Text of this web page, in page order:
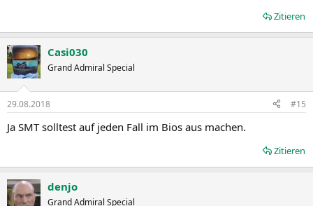
Zitieren
Casi030
Grand Admiral Special
29.08.2018 #15
Ja SMT solltest auf jeden Fall im Bios aus machen.
Zitieren
denjo
Grand Admiral Special